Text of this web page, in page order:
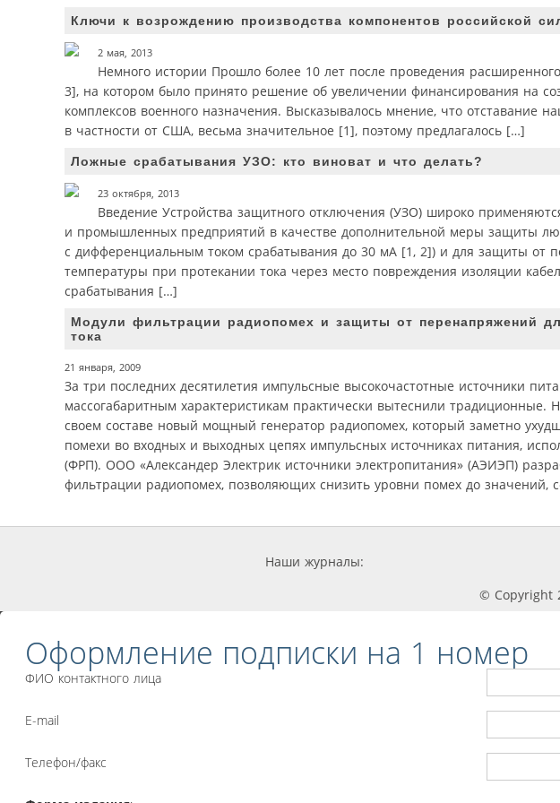
Ключи к возрождению производства компонентов российской
2 мая, 2013
Немного истории Прошло более 10 лет после проведения
3], на котором было принято решение об увеличении финансирования на
комплексов военного назначения. Высказывалось мнение, что отставание
в частности от США, весьма значительное [1], поэтому предлагалось […]
Ложные срабатывания УЗО: кто виноват и что делать?
23 октября, 2013
Введение Устройства защитного отключения (УЗО) широко
и промышленных предприятий в качестве дополнительной меры защиты
с дифференциальным током срабатывания до 30 мА [1, 2]) и для защиты от
температуры при протекании тока через место повреждения изоляции
срабатывания […]
Модули фильтрации радиопомех и защиты от перенапряжений
тока
21 января, 2009
За три последних десятилетия импульсные высокочастотные источники
массогабаритным характеристикам практически вытеснили традиционные.
своем составе новый мощный генератор радиопомех, который заметно
помехи во входных и выходных цепях импульсных источниках питания,
(ФРП). ООО «Александер Электрик источники электропитания» (АЭИЭП)
фильтрации радиопомех, позволяющих снизить уровни помех до значений,
Наши журналы:
© Copyright
Оформление подписки на 1 номер
ФИО контактного лица
E-mail
Телефон/факс